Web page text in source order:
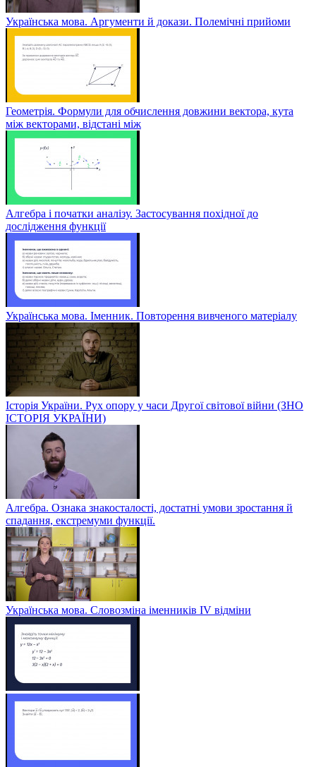
Українська мова. Аргументи й докази. Полемічні прийоми
Геометрія. Формули для обчислення довжини вектора, кута
між векторами, відстані між
Алгебра і початки аналізу. Застосування похідної до
дослідження функції
Українська мова. Іменник. Повторення вивченого матеріалу
Історія України. Рух опору у часи Другої світової війни (ЗНО
ІСТОРІЯ УКРАЇНИ)
Алгебра. Ознака знакосталості, достатні умови зростання й
спадання, екстремуми функції.
Українська мова. Словозміна іменників ІV відміни